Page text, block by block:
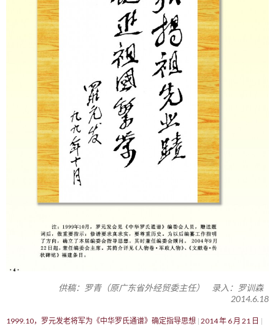
供稿：罗青（原广东省外经贸委主任） 录入：罗训森
2014.6.18
1999.10，罗元发老将军为《中华罗氏通谱》确定指导思想 2014 年 6 月 21 日